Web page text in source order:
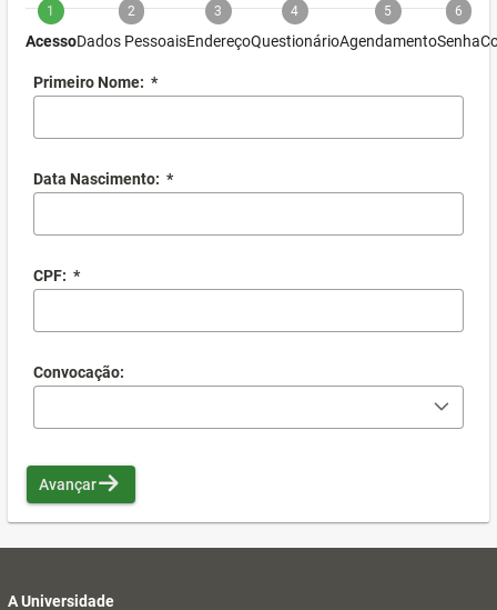
1
Acesso
2
Dados Pessoais
3
Endereço
4
Questionário
5
Agendamento
6
Senha
Primeiro Nome: *
Data Nascimento: *
CPF: *
Convocação:
Avançar
A Universidade